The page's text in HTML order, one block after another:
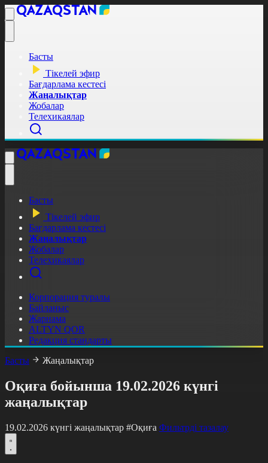
Басты
Тікелей эфир
Бағдарлама кестесі
Жаңалықтар
Жобалар
Телехикаялар
Басты
Тікелей эфир
Бағдарлама кестесі
Жаңалықтар
Жобалар
Телехикаялар
Корпорация туралы
Байланыс
Жарнама
ALTYN QOR
Редакция стандарты
Басты
Жаңалықтар
Оқиға бойынша 19.02.2026 күнгі
жаңалықтар
19.02.2026 күнгі жаңалықтар #Оқиға Фильтрді тазалау